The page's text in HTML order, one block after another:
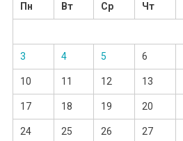
Пн
Вт Ср Чт
3 4 5 6
10 11 12 13
17 18 19 20
24 25 26 27